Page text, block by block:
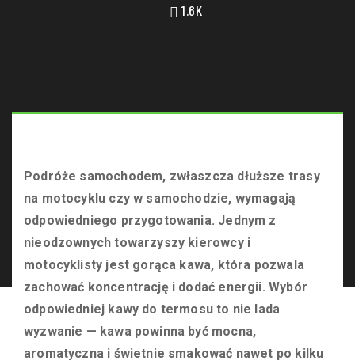
1.6K
Łada Klub
>
termosu – n...
Podróże samochodem, zwłaszcza dłuższe trasy
na motocyklu czy w samochodzie, wymagają
odpowiedniego przygotowania. Jednym z
nieodzownych towarzyszy kierowcy i
motocyklisty jest gorąca kawa, która pozwala
zachować koncentrację i dodać energii. Wybór
odpowiedniej kawy do termosu to nie lada
wyzwanie — kawa powinna być mocna,
aromatyczna i świetnie smakować nawet po kilku